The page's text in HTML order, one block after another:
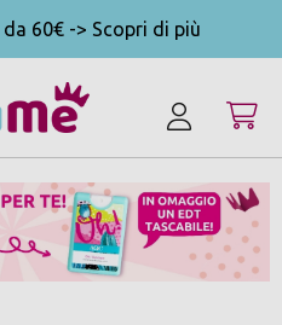
da 60€ -> Scopri di più